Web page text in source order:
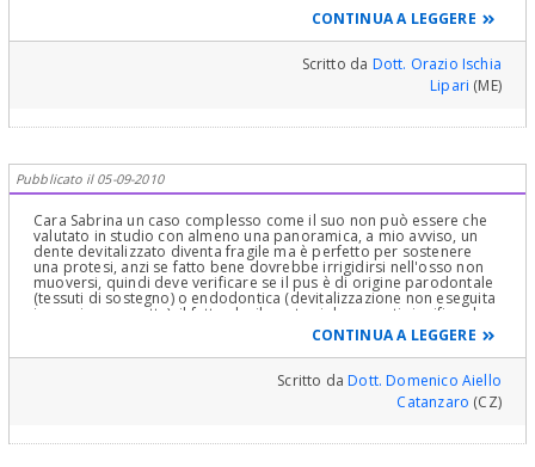
provvedere ad una protesi implantosupportata,forse anche a
carico immediato.Per tutte le altre domande senza una visita non è
utile risponderle. Cordiali saluti
CONTINUA A LEGGERE
Scritto da Dott. Orazio Ischia
Lipari (ME)
Pubblicato il 05-09-2010
Cara Sabrina un caso complesso come il suo non può essere che
valutato in studio con almeno una panoramica, a mio avviso, un
dente devitalizzato diventa fragile ma è perfetto per sostenere
una protesi, anzi se fatto bene dovrebbe irrigidirsi nell'osso non
muoversi, quindi deve verificare se il pus è di origine parodontale
(tessuti di sostegno) o endodontica (devitalizzazione non eseguita
in maniera corretta). il fatto che il ponte si decementi significa che
non è fatto a regola d'arte probabilmente. Inoltre a mio modesto
parere l'implantologia non è la panacea a tutto, innanzitutto sui
settori anteriori si nota il colletto nerastro dopo un po' di tempo e
non ha le proprietà ammortizzanti e nervose che ha un dente
anche devitalizzato. La sua soluzione ideale è salvare e stabilizzare
i denti pilastro con delle igieni intensive professionali, cosa che chi
CONTINUA A LEGGERE
Scritto daDott. Domenico Aiello
Catanzaro (CZ)